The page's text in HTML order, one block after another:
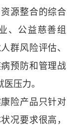
源整合的综合
、公益慈善组
群风险评估、
预防和管理战
压力。
险产品只针对
况要求很高，